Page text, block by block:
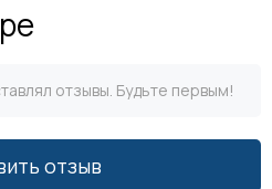
отзывы. Будьте первым!
отзыв